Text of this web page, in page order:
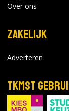
Over ons
Zakelijk
Adverteren
TKMST